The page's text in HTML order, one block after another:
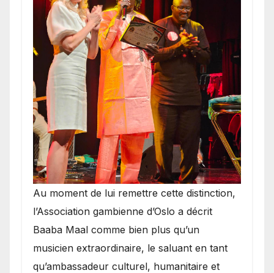
​Au moment de lui remettre cette distinction,
l’Association gambienne d’Oslo a décrit
Baaba Maal comme bien plus qu’un
musicien extraordinaire, le saluant en tant
qu’ambassadeur culturel, humanitaire et